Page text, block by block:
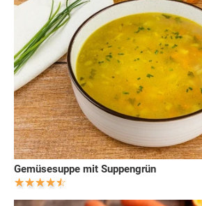
Gemüsesuppe mit Suppengrün